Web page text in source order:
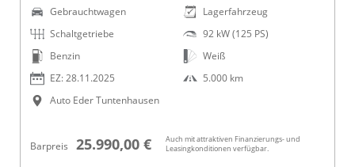
Gebrauchtwagen
Schaltgetriebe
Benzin
EZ: 28.11.2025
Auto Eder Tuntenhausen
Lagerfahrzeug
92 kW (125 PS)
Weiß
5.000 km
Barpreis 25.990,00 €
Auch mit attraktiven Finanzierungs- und
Leasingkonditionen verfügbar.